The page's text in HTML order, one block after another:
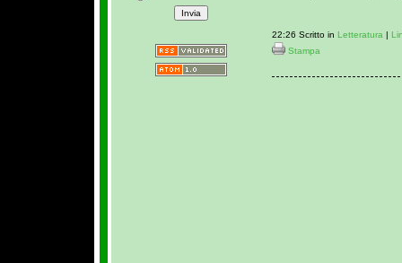
22:26 Scritto in Letteratura |
Stampa